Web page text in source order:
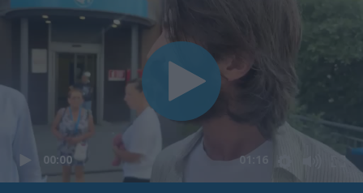
00:00 01:16